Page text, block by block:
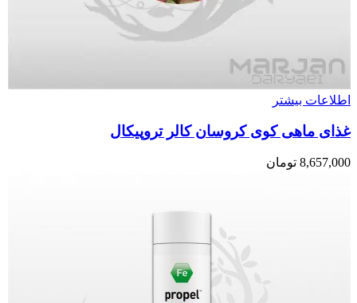
اطلاعات بیشتر
غذای ماهی کوی کروسان کالر تروپیکال
8,657,000 تومان